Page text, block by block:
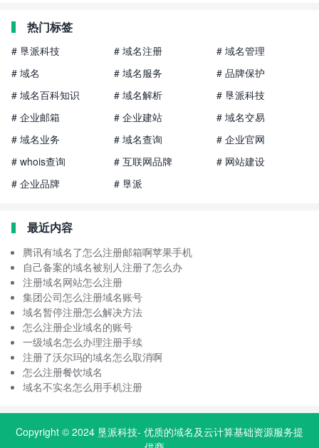
热门标签
# 垦派科技 # 域名注册
# 域名管理
# 域名
# 域名服务
# 品牌保护
# 域名百科知识
# 域名解析
# 垦派科技
# 企业邮箱
# 企业建站
# 域名交易
# 域名业务
# 域名查询
# 企业官网
# whois查询
# 互联网品牌
# 网站建设
# 企业品牌
# 垦派
最近内容
腾讯有域名了怎么注册邮箱啊苹果手机
自己备案的域名被别人注册了怎么办
注册域名网站怎么注册
集团公司怎么注册域名账号
域名暂停注册怎么解决方法
怎么注册企业域名的账号
一级域名怎么办理注册手续
注册了沃尔玛的域名怎么取消啊
怎么注册餐饮域名
域名不实名怎么用手机注册
Copyright © 2024 垦派科技- 优质的域名及云计算基础资源服务提